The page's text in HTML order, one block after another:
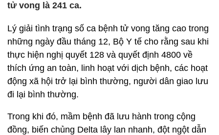
tử vong là 241 ca.
Lý giải tình trạng số ca bệnh tử vong tăng cao trong
những ngày đầu tháng 12, Bộ Y tế cho rằng sau khi
thực hiện nghị quyết 128 và quyết định 4800 về
thích ứng an toàn, linh hoạt với dịch bệnh, các hoạt
động xã hội trở lại bình thường, người dân giao lưu
đi lại bình thường.
Trong khi đó, mầm bệnh đã lưu hành trong cộng
đồng, biến chủng Delta lây lan nhanh, đột ngột dẫn